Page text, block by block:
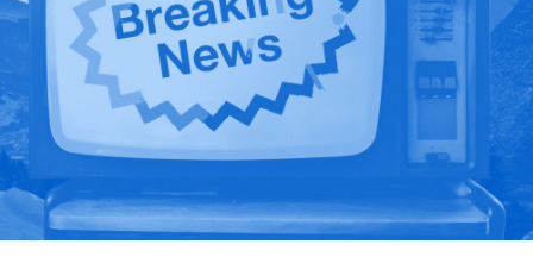
dello snowboard.